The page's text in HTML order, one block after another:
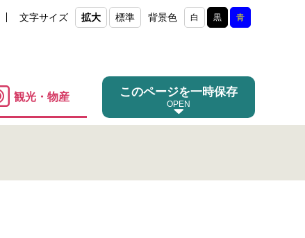
文字サイズ 拡大 標準 背景色 白 黒 青
観光・物産 このページを一時保存